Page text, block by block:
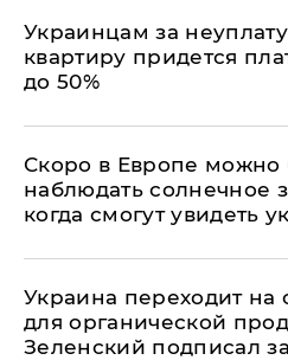
Украинцам за
квартиру придется
до 50%
Скоро в Европе можно
наблюдать солнечное
когда смогут увидеть
Украина переходит на
для органической
Зеленский подписал